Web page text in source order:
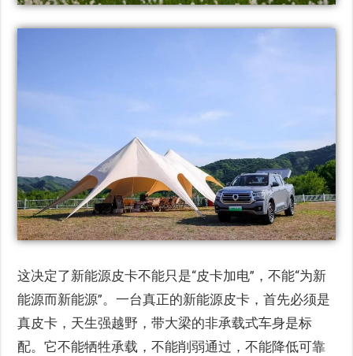
这决定了新能源皮卡不能只是“皮卡加电”，不能“为新
能源而新能源”。一台真正的新能源皮卡，首先必须是
真皮卡，天生强越野，带大梁的非承载式车身是标
配。它不能牺牲承载，不能削弱通过，不能降低可靠